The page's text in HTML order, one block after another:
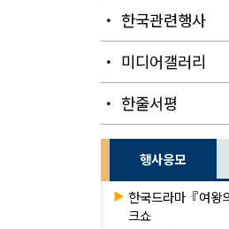
・ 한국관련행사
・ 미디어갤러리
・ 한줄서평
행사응모
▶ 한국드라마『여왕
크쇼